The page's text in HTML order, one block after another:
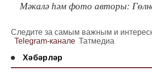
Мәкалә һәм фото авторы:
Следите за самым важным и
Telegram-канале Татмедиа
Хәбәрләр